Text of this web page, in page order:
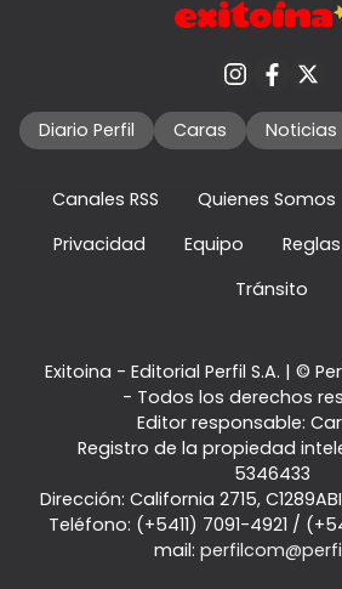
Diario Perfil Caras Noticias
Canales RSS Quienes Somos
Privacidad
Equipo
Tránsito
Exitoina - Editorial Perfil S.A. | ©
- Todos los derechos
Editor responsable:
Registro de la propiedad
5346433
Dirección: California 2715, C1289ABI
Teléfono: (+5411) 7091-4921 /
mail: